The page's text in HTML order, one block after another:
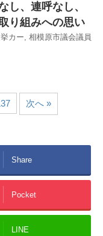
し、連呼なし、
り組みへの思い
カー, 相模原市議会議員
次へ »
Share
Pocket
LINE